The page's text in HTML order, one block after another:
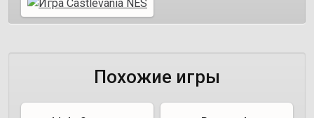
Похожие игры